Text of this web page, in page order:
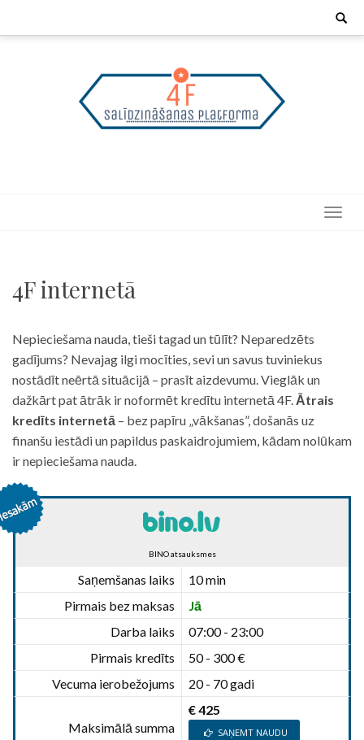
Search
4F internetā
Nepieciešama nauda, tieši tagad un tūlīt? Neparedzēts
gadījums? Nevajag ilgi mocīties, sevi un savus tuviniekus
nostādīt neērtā situācijā – prasīt aizdevumu. Vieglāk un
dažkārt pat ātrāk ir noformēt kredītu internetā 4F. Ātrais
kredīts internetā – bez papīru „vākšanas”, došanās uz
finanšu iestādi un papildus paskaidrojumiem, kādam nolūkam
ir nepieciešama nauda.
BINO atsauksmes
Saņemšanas laiks
10 min
Pirmais bez maksas
Jā
Darba laiks
07:00 - 23:00
Pirmais kredīts
50 - 300 €
Vecuma ierobežojums
20 - 70 gadi
Maksimālā summa
€ 425
SAŅEMT NAUDU